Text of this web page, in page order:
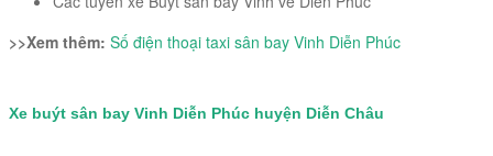
>>Xem thêm: Số điện thoại taxi sân bay Vinh Diễn Phúc
Xe buýt sân bay Vinh Diễn Phúc huyện Diễn Châu